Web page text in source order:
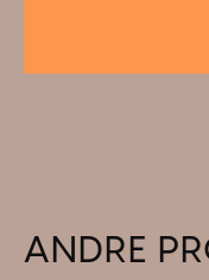
ANDRE